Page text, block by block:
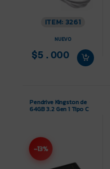
ITEM: 3261
NUEVO
$5.000
Pendrive Kingston de
64GB 3.2 Gen 1 Tipo C
-13%